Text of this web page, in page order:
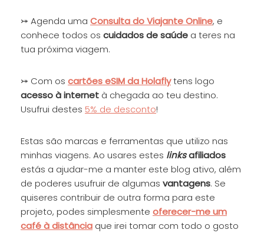
⤖ Agenda uma Consulta do ViajanteOnline, e
conhece todos os cuidados de saúde a teres na
tua próxima viagem.
⤖ Com os cartões eSIM da Holaflytens logo
acesso à internet à chegada ao teu destino.
Usufrui destes 5% de desconto!
Estas são marcas e ferramentas que utilizo nas
minhas viagens. Ao usares estes linksafiliados
estás a ajudar-me a manter este blog ativo, além
de poderes usufruir de algumas vantagens. Se
quiseres contribuir de outra forma para este
projeto, podes simplesmente oferecer-me um
café à distância que irei tomar com todo o gosto